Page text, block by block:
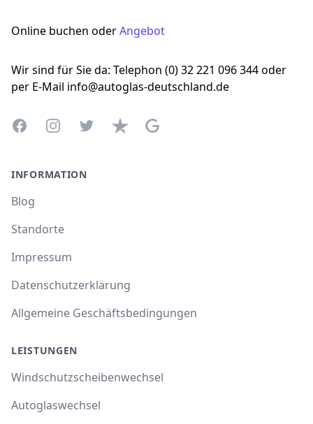
Online buchen oderAngebot
Wir sind für Sie da: Telephon (0) 32 221 096 344 oder
per E-Mail info@autoglas-deutschland.de
FacebookInstagramTwitterTrustpilotGoogle Business Profile
INFORMATION
Blog
Standorte
Impressum
Datenschutzerklärung
Allgemeine Geschäftsbedingungen
LEISTUNGEN
Windschutzscheibenwechsel
Autoglaswechsel